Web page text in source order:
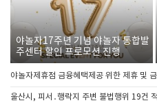
야놀자17주년 기념 야놀자 통합발
주센터 할인 프로모션 진행
야놀자제휴점 금융혜택제공 위한 제휴 및
울산시, 피서․행락지 주변 불법행위 19건